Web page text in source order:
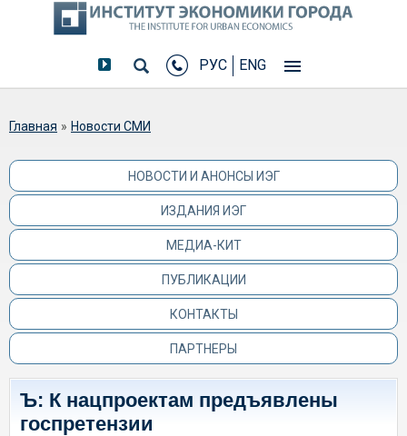
РУС ENG
Вы здесь
Главная » Новости СМИ
НОВОСТИ И АНОНСЫ ИЭГ
ИЗДАНИЯ ИЭГ
МЕДИА-КИТ
ПУБЛИКАЦИИ
КОНТАКТЫ
ПАРТНЕРЫ
Ъ: К нацпроектам предъявлены
госпретензии